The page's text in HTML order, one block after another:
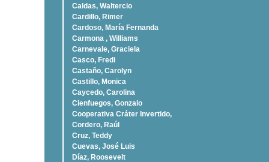
Caldas, Waltercio
Cardillo, Rimer
Cardoso, Marí­a Fernanda
Carmona , Williams
Carnevale, Graciela
Casco, Fredi
Castaño, Carolyn
Castillo, Monica
Caycedo, Carolina
Cienfuegos, Gonzalo
Cooperativa Cráter Invertido,
Cordero, Raúl
Cruz, Teddy
Cuevas, José Luis
Díaz, Roosevelt